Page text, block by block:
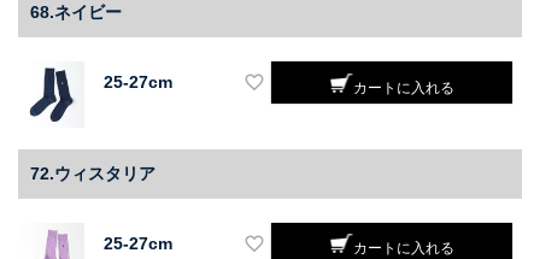
68.ネイビー
25-27cm カートに入れる
72.ウィスタリア
25-27cm カートに入れる